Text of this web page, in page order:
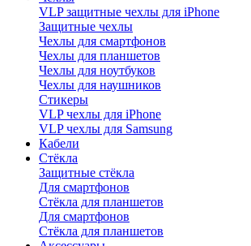
VLP защитные чехлы для iPhone
Защитные чехлы
Чехлы для смартфонов
Чехлы для планшетов
Чехлы для ноутбуков
Чехлы для наушников
Стикеры
VLP чехлы для iPhone
VLP чехлы для Samsung
Кабели
Стёкла
Защитные стёкла
Для смартфонов
Стёкла для планшетов
Для смартфонов
Стёкла для планшетов